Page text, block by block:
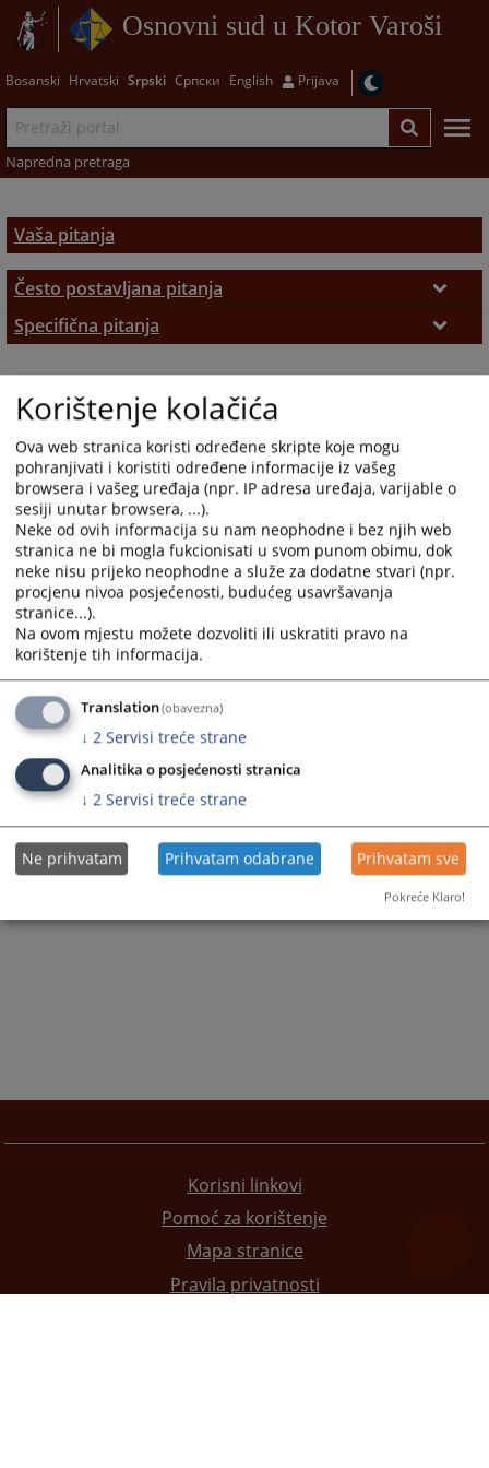
Osnovni sud u Kotor Varoši
Bosanski Hrvatski Srpski Српски English Prijava
Napredna pretraga
Vaša pitanja
Često postavljana pitanja
Često postavljana pitanja
Specifična pitanja
Korisni linkovi
Pomoć za korištenje
Mapa stranice
Pravila privatnosti
Korištenje kolačića
Ova web stranica koristi određene skripte koje mogu
pohranjivati i koristiti određene informacije iz vašeg
browsera i vašeg uređaja (npr. IP adresa uređaja, varijable o
sesiji unutar browsera, ...).
Neke od ovih informacija su nam neophodne i bez njih web
stranica ne bi mogla fukcionisati u svom punom obimu, dok
neke nisu prijeko neophodne a služe za dodatne stvari (npr.
procjenu nivoa posjećenosti, budućeg usavršavanja
stranice...).
Na ovom mjestu možete dozvoliti ili uskratiti pravo na
korištenje tih informacija.
Translation(obavezna)
↓ 2 Servisi treće strane
Analitika o posjećenosti stranica
↓ 2 Servisi treće strane
Ne prihvatam Prihvatam odabrane Prihvatam sve
Pokreće Klaro!